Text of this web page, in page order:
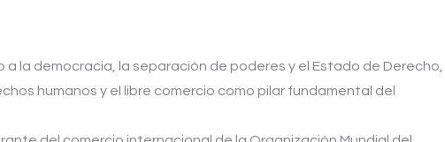
la democracia, la separación de poderes y el Estado de Derecho,
humanos y el libre comercio como pilar fundamental del